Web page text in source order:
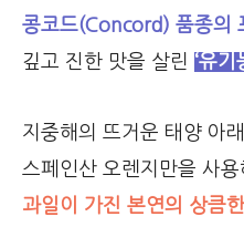
콩코드(Concord) 품종의
깊고 진한 맛을 살린 ‘유기
지중해의 뜨거운 태양 아
스페인산 오렌지만을 사용
과일이 가진 본연의 상큼